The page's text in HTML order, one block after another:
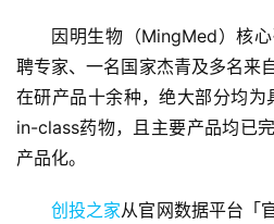
资
报
道
因明生物（MingMed）核
聘专家、一名国家杰青及多名来
在研产品十余种，绝大部分均
in-class药物，且主要产品均已
产品化。
创投之家从官网数据平台「